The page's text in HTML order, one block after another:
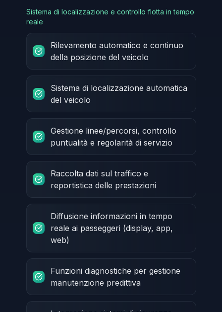
Sistema di localizzazione e controllo flotta in tempo
reale
Rilevamento automatico e continuo
della posizione del veicolo
Sistema di localizzazione automatica
del veicolo
Gestione linee/percorsi, controllo
puntualità e regolarità di servizio
Raccolta dati sul traffico e
reportistica delle prestazioni
Diffusione informazioni in tempo
reale ai passeggeri (display, app,
web)
Funzioni diagnostiche per gestione
manutenzione predittiva